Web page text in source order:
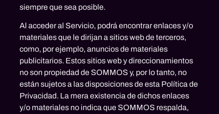
siempre que sea posible.
Al acceder al Servicio, podrá encontrar enlaces y/o
materiales que le dirijan a sitios web de terceros,
como, por ejemplo, anuncios de materiales
publicitarios. Estos sitios web y direccionamientos
no son propiedad de SOMMOS y, por lo tanto, no
están sujetos a las disposiciones de esta Política de
Privacidad. La mera existencia de dichos enlaces
y/o materiales no indica que SOMMOS respalda,